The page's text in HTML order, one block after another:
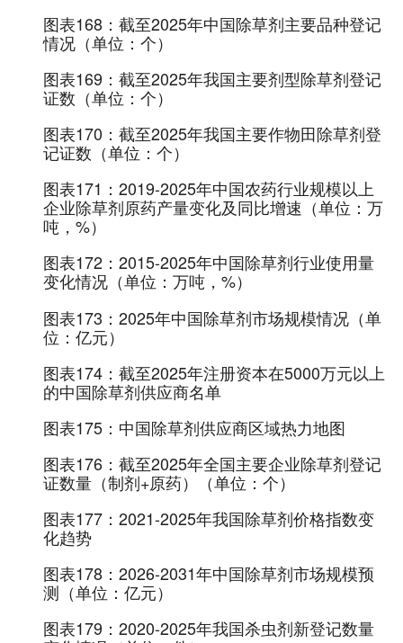
图表168： 截至2025年中国除草剂主要品种登记
情况（单位：个）
图表169： 截至2025年我国主要剂型除草剂登记
证数（单位：个）
图表170： 截至2025年我国主要作物田除草剂登
记证数（单位：个）
图表171： 2019-2025年中国农药行业规模以上
企业除草剂原药产量变化及同比增速（单位：万
吨，%）
图表172： 2015-2025年中国除草剂行业使用量
变化情况（单位：万吨，%）
图表173： 2025年中国除草剂市场规模情况（单
位：亿元）
图表174： 截至2025年注册资本在5000万元以上
的中国除草剂供应商名单
图表175： 中国除草剂供应商区域热力地图
图表176： 截至2025年全国主要企业除草剂登记
证数量（制剂+原药）（单位：个）
图表177： 2021-2025年我国除草剂价格指数变
化趋势
图表178： 2026-2031年中国除草剂市场规模预
测（单位：亿元）
图表179： 2020-2025年我国杀虫剂新登记数量